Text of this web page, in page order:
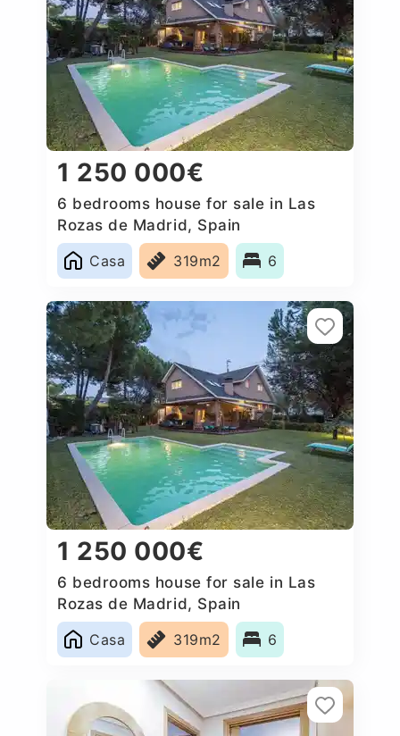
1 250 000€
6 bedrooms house for sale in Las
Rozas de Madrid, Spain
Casa
319m2 6
1 250 000€
6 bedrooms house for sale in Las
Rozas de Madrid, Spain
Casa
319m2 6